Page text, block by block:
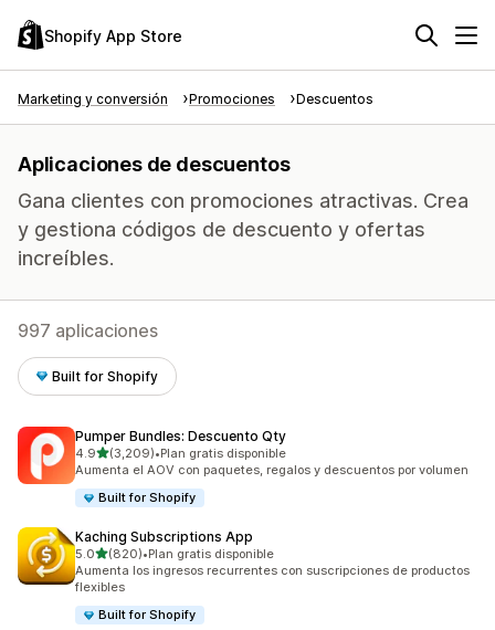
Shopify App Store
Marketing y conversión Promociones Descuentos
Aplicaciones de descuentos
Gana clientes con promociones atractivas. Crea
y gestiona códigos de descuento y ofertas
increíbles.
997 aplicaciones
Built for Shopify
Pumper Bundles: Descuento Qty
4.9de 5 estrellas
(3,209)
3209 reseñas en total
•Plan gratis disponible
Aumenta el AOV con paquetes, regalos y descuentos por volumen
Built for Shopify
Kaching Subscriptions App
5.0de 5 estrellas
(820)
820 reseñas en total
•Plan gratis disponible
Aumenta los ingresos recurrentes con suscripciones de productos
flexibles
Built for Shopify